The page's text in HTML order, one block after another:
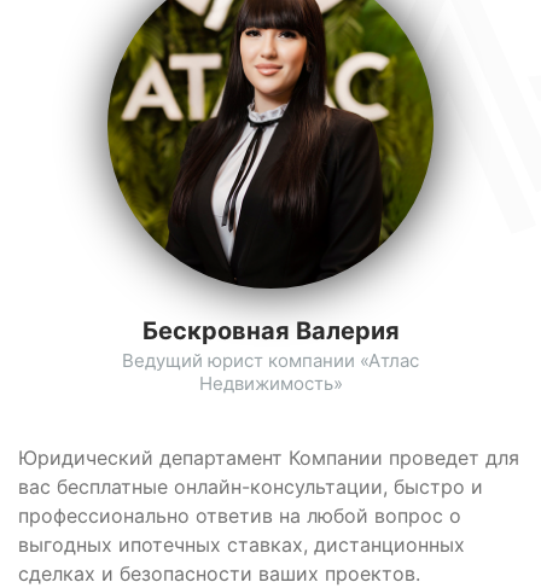
Юридический департамент Компании проведет для
вас бесплатные онлайн-консультации, быстро и
профессионально ответив на любой вопрос о
выгодных ипотечных ставках, дистанционных
сделках и безопасности ваших проектов.
Бескровная Валерия
Ведущий юрист компании «Атлас
Недвижимость»